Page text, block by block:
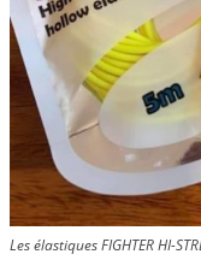
Les élastiques FIGHTER HI-